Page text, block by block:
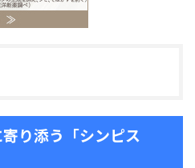
り添う「シンピス